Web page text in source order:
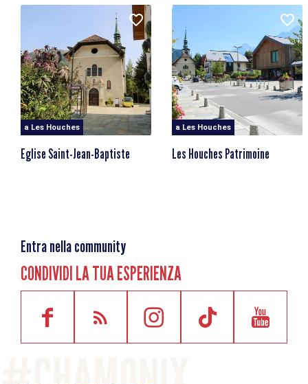
Route de Vaudagne
Fermata del treno più vicina: Vaudagne
a Les Houches
Eglise Saint-Jean-Baptiste
a Les Houches
Les Houches Patrimoine
Entra nella community
CONDIVIDI LA TUA ESPERIENZA